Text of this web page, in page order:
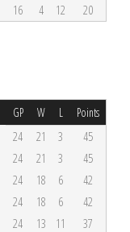
16 4 12 20
GP W L Points
24 21 3
45
24 21 3
45
24 18 6
42
24 18 6
42
24 13 11
37